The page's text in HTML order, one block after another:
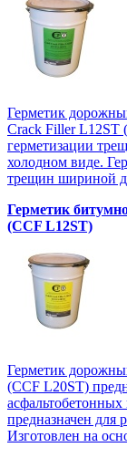
Герметик
Crack Filler L12SТ
герметизации
холодном виде.
трещин шириной
Герметик
(CCF L12SТ)
Герметик
(CCF L20SТ)
предназначен
Изготовлен на